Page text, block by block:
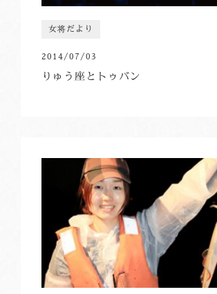
女将だより
2014/07/03
りゅう座とトゥバン